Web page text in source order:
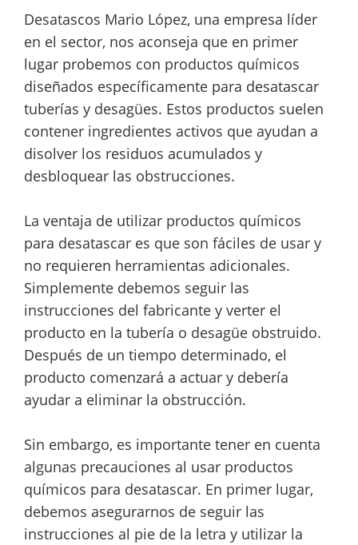
Desatascos Mario López, una empresa líder
en el sector, nos aconseja que en primer
lugar probemos con productos químicos
diseñados específicamente para desatascar
tuberías y desagües. Estos productos suelen
contener ingredientes activos que ayudan a
disolver los residuos acumulados y
desbloquear las obstrucciones.
La ventaja de utilizar productos químicos
para desatascar es que son fáciles de usar y
no requieren herramientas adicionales.
Simplemente debemos seguir las
instrucciones del fabricante y verter el
producto en la tubería o desagüe obstruido.
Después de un tiempo determinado, el
producto comenzará a actuar y debería
ayudar a eliminar la obstrucción.
Sin embargo, es importante tener en cuenta
algunas precauciones al usar productos
químicos para desatascar. En primer lugar,
debemos asegurarnos de seguir las
instrucciones al pie de la letra y utilizar la